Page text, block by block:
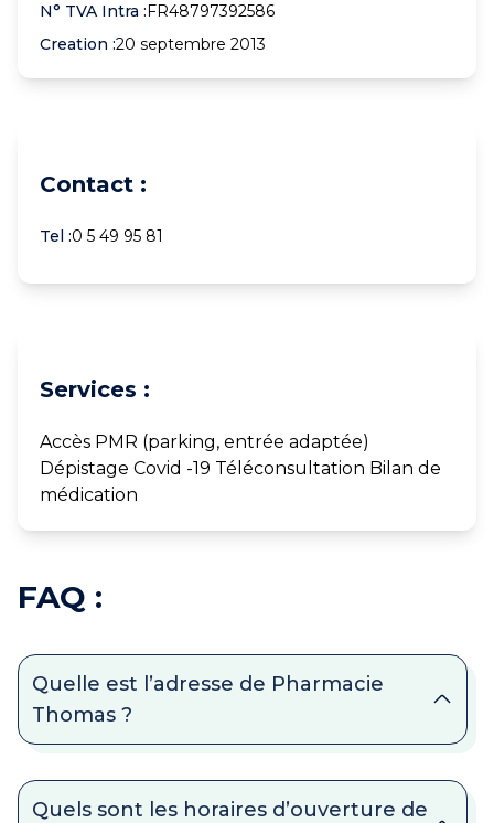
N° TVA Intra :FR48797392586
Creation :20 septembre 2013
Contact :
Tel :0 5 49 95 81
Services :
Accès PMR (parking, entrée adaptée)
Dépistage Covid -19 Téléconsultation Bilan de
médication
FAQ :
Quelle est l’adresse de Pharmacie
Thomas ?
Quels sont les horaires d’ouverture de